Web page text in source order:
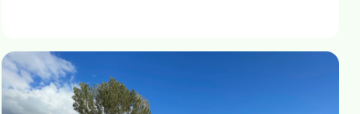
на Домбае второй
горного
Здесь хранятся все